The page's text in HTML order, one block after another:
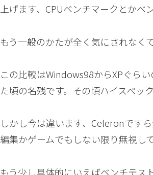
上げます、CPUベンチマークとかベ
もう一般のかたが全く気にされなく
この比較はWindows98からXPぐら
た頃の名残です。その頃ハイスペッ
しかし今は違います、Celeronです
編集かゲームでもしない限り無視し
もう少し具体的にいえばベンチテス